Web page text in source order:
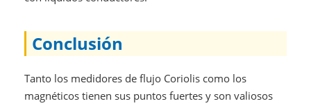
Conclusión
Tanto los medidores de flujo Coriolis como los
magnéticos tienen sus puntos fuertes y son valiosos